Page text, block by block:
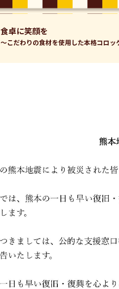
⾷卓に笑顔を
～こだわりの⾷材を使⽤した本格コロッ